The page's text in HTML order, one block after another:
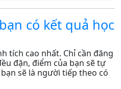
có kết quả học
tích cao nhất. Chỉ cần đăng
đặn, điểm của bạn sẽ tự
sẽ là người tiếp theo có